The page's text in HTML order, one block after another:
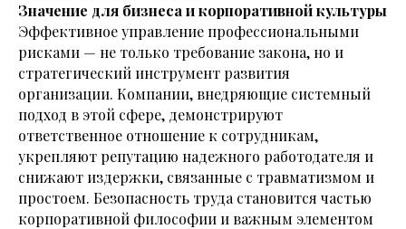
Значение для бизнеса и корпоративной культуры
Эффективное управление профессиональными
рисками — не только требование закона, но и
стратегический инструмент развития
организации. Компании, внедряющие системный
подход в этой сфере, демонстрируют
ответственное отношение к сотрудникам,
укрепляют репутацию надежного работодателя и
снижают издержки, связанные с травматизмом и
простоем. Безопасность труда становится частью
корпоративной философии и важным элементом